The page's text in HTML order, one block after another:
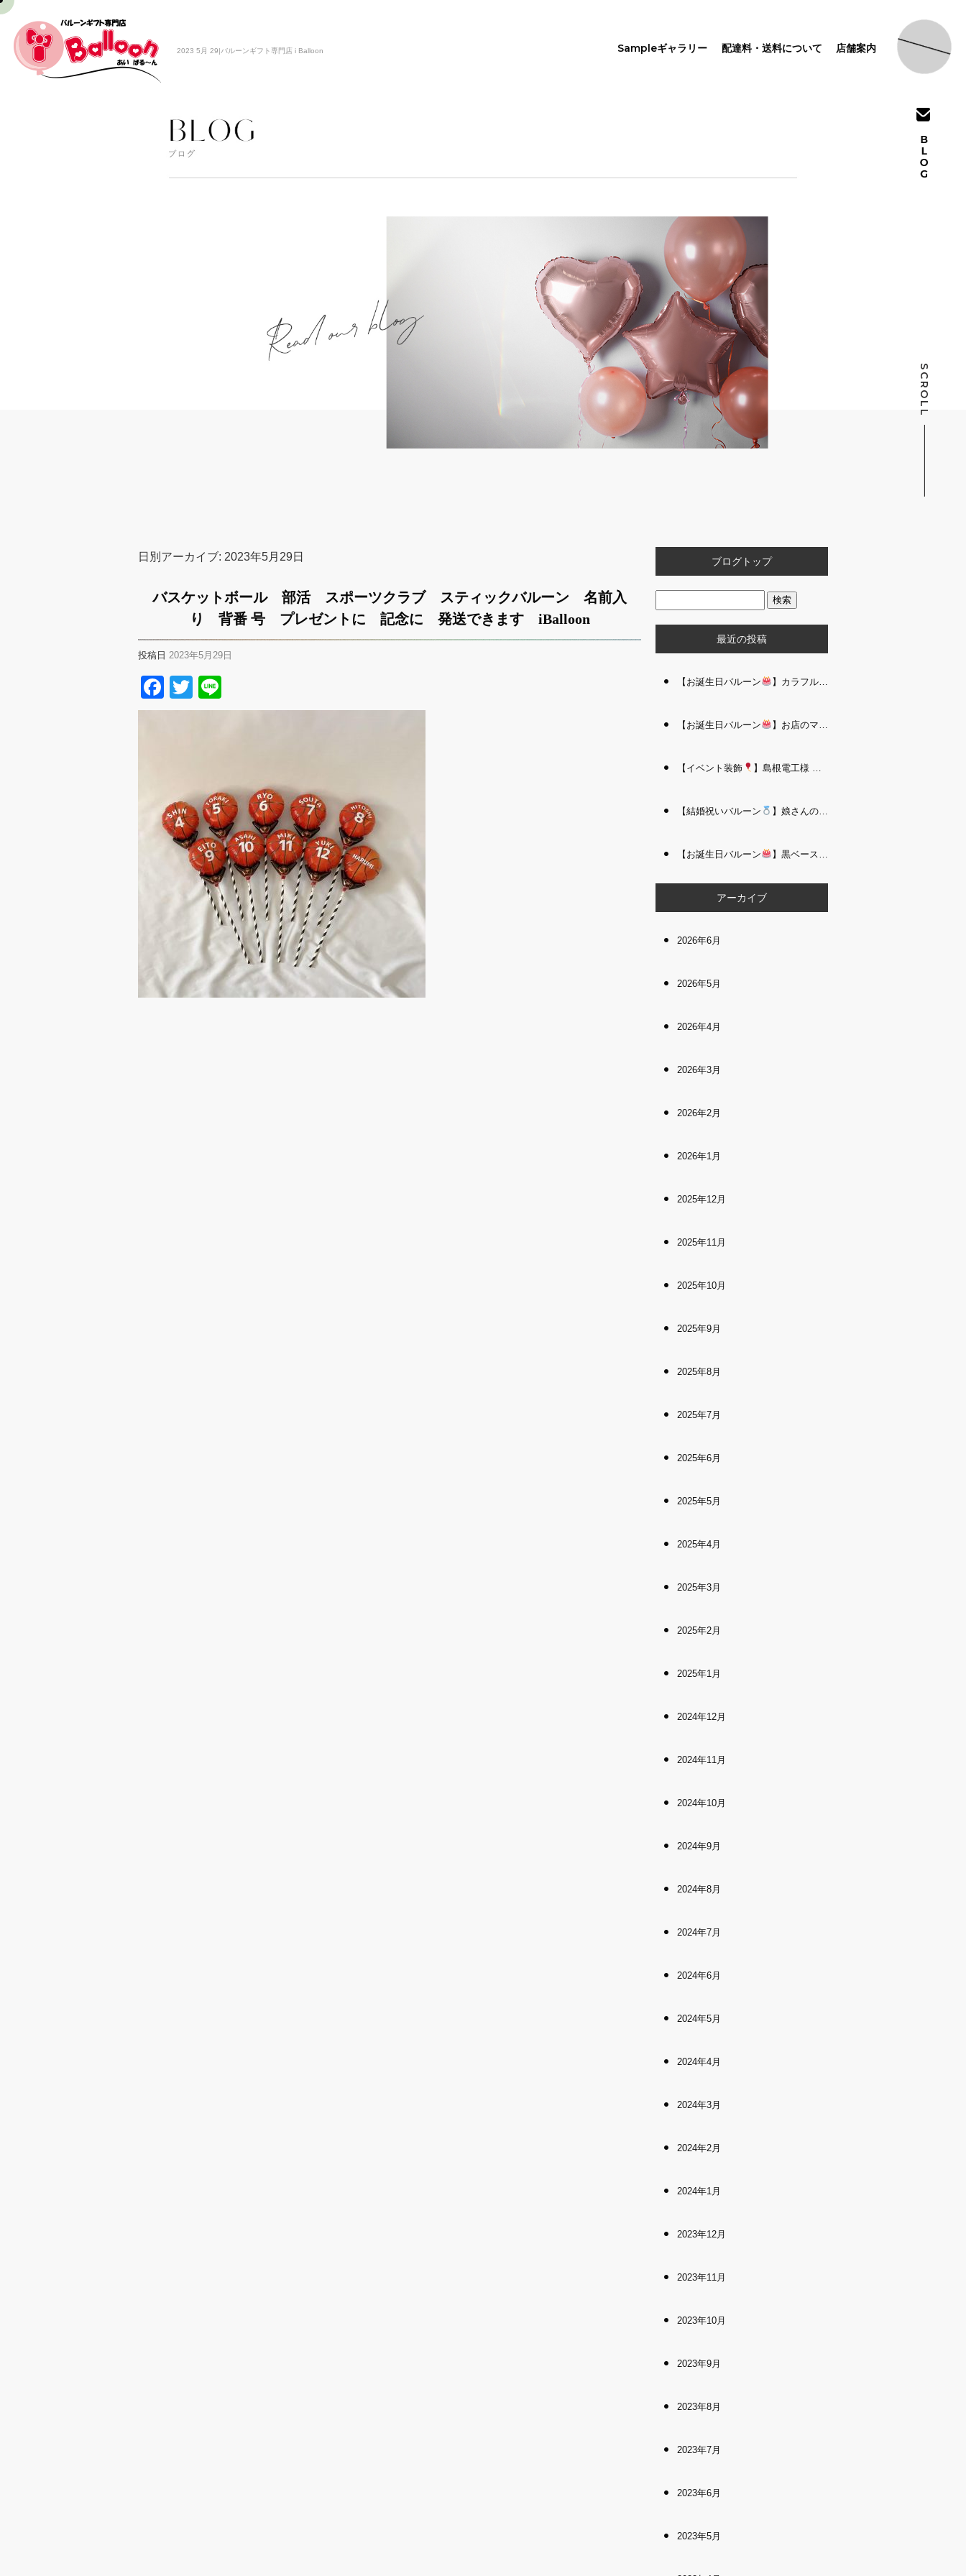
2023 5月 29|バルーンギフト専門店 i Balloon Sampleギャラリー 配達料・送料について 店舗案内
SCROLL
日別アーカイブ: 2023年5月29日
バスケットボール 部活 スポーツクラブ スティックバルーン 名前入
り 背番 号 プレゼントに 記念に 発送できます iBalloon
投稿日 2023年5月29日
Facebook
Twitter
ブログトップ
最近の投稿
【お誕生日バルーン 】カラフルで存在感たっぷりのバルーンタワー｜松江 i Balloo n
【お誕生日バルーン 】お店のママさんへの華やかなお祝いに｜シャンパン付き豪 華バルーンアレンジメント｜松江 i Balloon
【イベント装飾 】島根電工様 お客様感謝祭｜入口アーチ＆キッズコーナー装飾 を担当しました｜松江 i Balloon
【結婚祝いバルーン 】娘さんのご結婚祝いに｜ウェディングベアとフラワーイン バルーンが華やかなバルーンアレンジメント｜松江 i Balloon
【お誕生日バルーン 】黒ベース×ヒョウ柄がおしゃれ
アーカイブ
2026年6月
2026年5月
2026年4月
2026年3月
2026年2月
2026年1月
2025年12月
2025年11月
2025年10月
2025年9月
2025年8月
2025年7月
2025年6月
2025年5月
2025年4月
2025年3月
2025年2月
2025年1月
2024年12月
2024年11月
2024年10月
2024年9月
2024年8月
2024年7月
2024年6月
2024年5月
2024年4月
2024年3月
2024年2月
2024年1月
2023年12月
2023年11月
2023年10月
2023年9月
2023年8月
2023年7月
2023年6月
2023年5月